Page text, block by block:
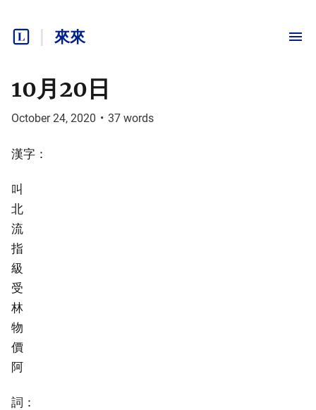
來來
10月20日
October 24, 2020 • 37 words
漢字：
叫
北
流
指
級
受
林
物
價
阿
詞：